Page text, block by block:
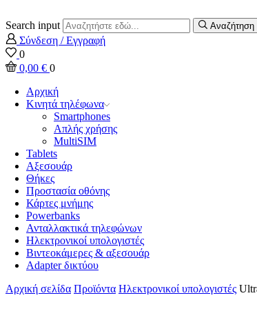
Search input Αναζήτηση
Σύνδεση / Εγγραφή
0
0,00 € 0
Αρχική
Κινητά τηλέφωνα
Smartphones
Απλής χρήσης
MultiSIM
Tablets
Αξεσουάρ
Θήκες
Προστασία οθόνης
Κάρτες μνήμης
Powerbanks
Ανταλλακτικά τηλεφώνων
Ηλεκτρονικοί υπολογιστές
Βιντεοκάμερες & αξεσουάρ
Adapter δικτύου
Αρχική σελίδα Προϊόντα Ηλεκτρονικοί υπολογιστές